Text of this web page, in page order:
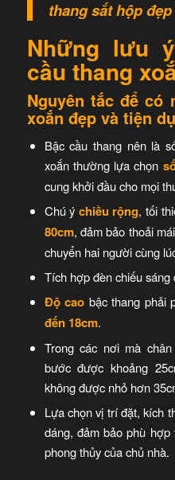
thang sắt hộp đẹp
Những lưu
cầu thang
Nguyên tắc để có
xoắn đẹp và tiện
Bậc cầu thang nên là
xoắn thường lựa chọn
cung khởi đầu cho mọi
Chú ý chiều rộng, tối
80cm, đảm bảo thoải
chuyển hai người cùng
Tích hợp đèn chiếu sáng
Độ cao bậc thang phải
đến 18cm.
Trong các nơi mà
bước được khoảng
không được nhỏ hơn
Lựa chọn vị trí đặt, kích
dáng, đảm bảo phù
phong thủy của chủ nhà.